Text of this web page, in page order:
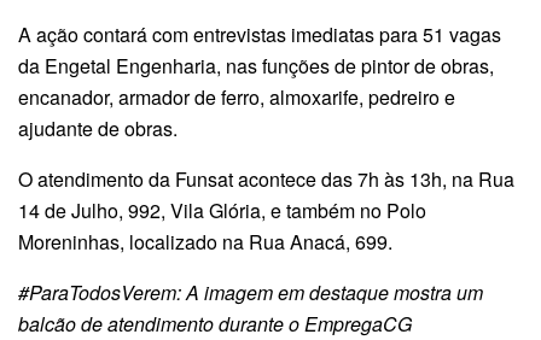
A ação contará com entrevistas imediatas para 51 vagas
da Engetal Engenharia, nas funções de pintor de obras,
encanador, armador de ferro, almoxarife, pedreiro e
ajudante de obras.
O atendimento da Funsat acontece das 7h às 13h, na Rua
14 de Julho, 992, Vila Glória, e também no Polo
Moreninhas, localizado na Rua Anacá, 699.
#ParaTodosVerem: A imagem em destaque mostra um
balcão de atendimento durante o EmpregaCG